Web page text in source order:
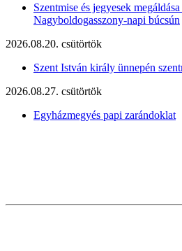
Szentmise és jegyesek
Nagyboldogasszony-napi búcsún
2026.08.20. csütörtök
Szent István király ünnepén
2026.08.27. csütörtök
Egyházmegyés papi zarándoklat